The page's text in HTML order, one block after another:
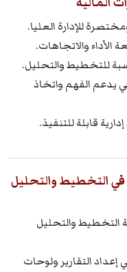
للإدارة العليا.
والاتجاهات.
للتخطيط والتحليل.
يدعم الفهم واتخاذ
قابلة للتنفيذ.
في التخطيط والتحليل
التخطيط والتحليل
التقارير ولوحات